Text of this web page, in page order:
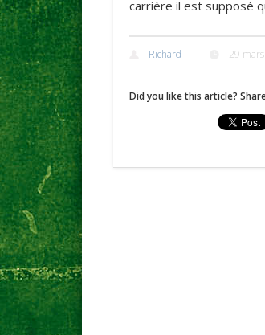
carrière il est supposé
Richard 29
Did you like this article?